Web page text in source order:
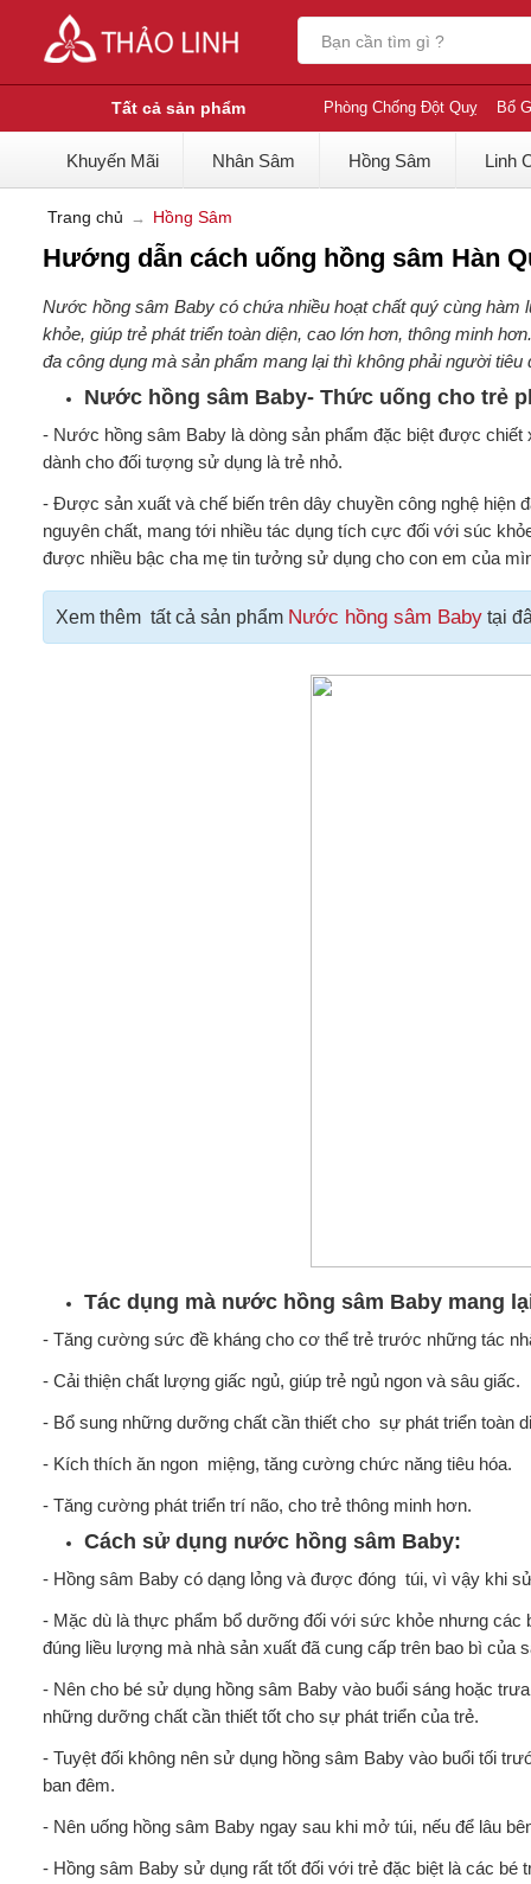
Tất cả sản phẩm Phòng Chống Đột Quỵ Bổ
Khuyến Mãi Nhân Sâm Hồng Sâm Linh
Trang chủ Hồng Sâm
Hướng dẫn cách uống hồng sâm Hàn
Nước hồng sâm Baby có chứa nhiều hoạt chất quý cùng
khỏe, giúp trẻ phát triển toàn diện, cao lớn hơn, thông minh
đa công dụng mà sản phẩm mang lại thì không phải người
Nước hồng sâm Baby- Thức uống cho trẻ
- Nước hồng sâm Baby là dòng sản phẩm đặc biệt được
dành cho đối tượng sử dụng là trẻ nhỏ.
- Được sản xuất và chế biến trên dây chuyền công nghệ hiện
nguyên chất, mang tới nhiều tác dụng tích cực đối với súc
được nhiều bậc cha mẹ tin tưởng sử dụng cho con em của
Xem thêm tất cả sản phẩm Nước hồng sâm Babytại
Tác dụng mà nước hồng sâm Baby mang
- Tăng cường sức đề kháng cho cơ thể trẻ trước những tác
- Cải thiện chất lượng giấc ngủ, giúp trẻ ngủ ngon và sâu giấc.
- Bổ sung những dưỡng chất cần thiết cho sự phát triển toàn
- Kích thích ăn ngon miệng, tăng cường chức năng tiêu hóa.
- Tăng cường phát triển trí não, cho trẻ thông minh hơn.
Cách sử dụng nước hồng sâm Baby:
- Hồng sâm Baby có dạng lỏng và được đóng túi, vì vậy khi
- Mặc dù là thực phẩm bổ dưỡng đối với sức khỏe nhưng các
đúng liều lượng mà nhà sản xuất đã cung cấp trên bao bì của
- Nên cho bé sử dụng hồng sâm Baby vào buổi sáng hoặc
những dưỡng chất cần thiết tốt cho sự phát triển của trẻ.
- Tuyệt đối không nên sử dụng hồng sâm Baby vào buổi tối
ban đêm.
- Nên uống hồng sâm Baby ngay sau khi mở túi, nếu để lâu
- Hồng sâm Baby sử dụng rất tốt đối với trẻ đặc biệt là các bé